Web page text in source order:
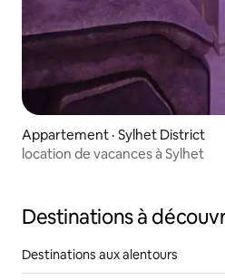
Appartement · Sylhet District
location de vacances à Sylhet
Destinations à
Destinations aux alentours